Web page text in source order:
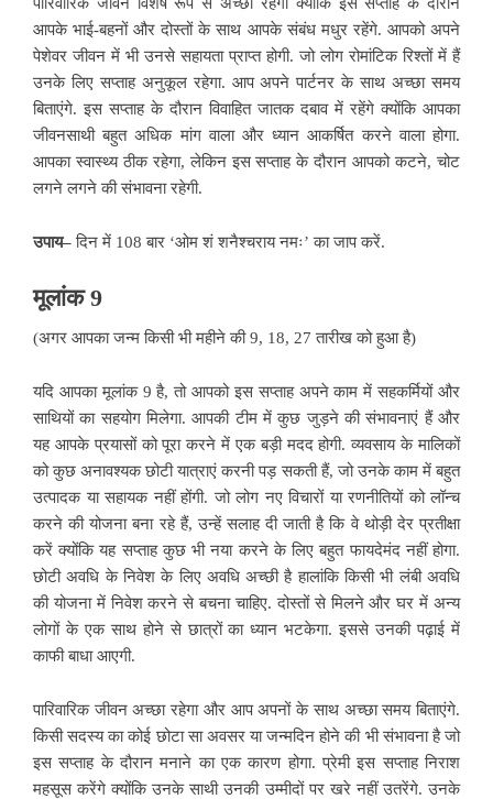
आपके भाई-बहनों और दोस्तों के साथ आपके संबंध मधुर रहेंगे. आपको अपने
पेशेवर जीवन में भी उनसे सहायताप्राप्त होगी. जो लोग रोमांटिक रिश्तों में हैं
उनके लिए सप्ताह अनुकूल रहेगा. आप अपने पार्टनर के साथ अच्छा समय
बिताएंगे. इस सप्ताह के दौरान विवाहित जातक दबाव में रहेंगे क्योंकि आपका
जीवनसाथी बहुत अधिक मांग वाला और ध्यान आकर्षित करने वाला होगा.
आपका स्वास्थ्य ठीक रहेगा, लेकिन इस सप्ताह के दौरान आपको कटने, चोट
लगने लगने की संभावना रहेगी.
उपाय–दिन में 108 बार ‘ओम शं शनैश्चराय नमः’ का जाप करें.
मूलांक 9
(अगर आपका जन्म किसी भीमहीने की 9, 18, 27 तारीख को हुआ है)
यदि आपका मूलांक 9 है, तो आपको इस सप्ताह अपने काम में सहकर्मियों और
साथियों का सहयोग मिलेगा. आपकी टीम में कुछ जुड़ने की संभावनाएं हैं और
यह आपके प्रयासों को पूरा करने में एक बड़ी मदद होगी. व्यवसाय के मालिकों
को कुछ अनावश्यक छोटी यात्राएं करनी पड़ सकती हैं, जो उनके काम में बहुत
उत्पादक यासहायक नहीं होंगी. जो लोग नए विचारों या रणनीतियों को लॉन्च
करने की योजना बना रहे हैं, उन्हें सलाह दी जाती है कि वे थोड़ी देर प्रतीक्षा
करें क्योंकि यह सप्ताह कुछ भी नया करने के लिए बहुत फायदेमंद नहीं होगा.
छोटी अवधि के निवेश के लिए अवधि अच्छी है हालांकि किसी भी लंबी अवधि
की योजना में निवेश करने से बचना चाहिए. दोस्तों से मिलने और घर में अन्य
लोगों के एक साथ होने से छात्रों का ध्यान भटकेगा. इससे उनकी पढ़ाई में
काफी बाधा आएगी.
पारिवारिक जीवन अच्छा रहेगा और आप अपनों के साथ अच्छा समय बिताएंगे.
किसी सदस्य का कोई छोटा सा अवसर या जन्मदिन होने की भी संभावना है जो
इस सप्ताह के दौरान मनाने काएक कारण होगा. प्रेमी इस सप्ताह निराश
महसूस करेंगे क्योंकि उनके साथी उनकी उम्मीदों पर खरे नहीं उतरेंगे. उनके